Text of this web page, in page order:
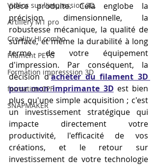
Vidéos sur l'impression 3D,
Artillery M1 pro
Creality HI combo
Filament PETG
Formation impresssion 3D
formation CPF
SNAPMAKER
pièce produite. Cela englobe la
précision dimensionnelle, la
robustesse mécanique, la qualité de
surface, et même la durabilité à long
terme de votre équipement
d'impression. Par conséquent, la
décision d'acheter du filament 3D
pour mon imprimante 3D est bien
plus qu'une simple acquisition ; c'est
un investissement stratégique qui
impacte directement votre
productivité, l'efficacité de vos
créations, et le retour sur
investissement de votre technologie